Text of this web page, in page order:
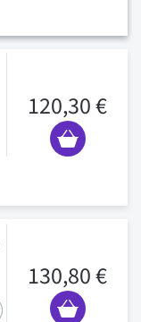
120,30 €
130,80 €